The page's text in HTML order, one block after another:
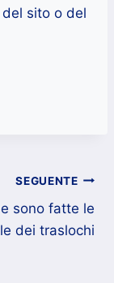
sito o del
SEGUENTE
sono fatte le
dei traslochi